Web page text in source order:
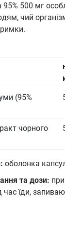
95% 500 мг
чий
(95%
чорного
оболонка
та дози:
час їди,